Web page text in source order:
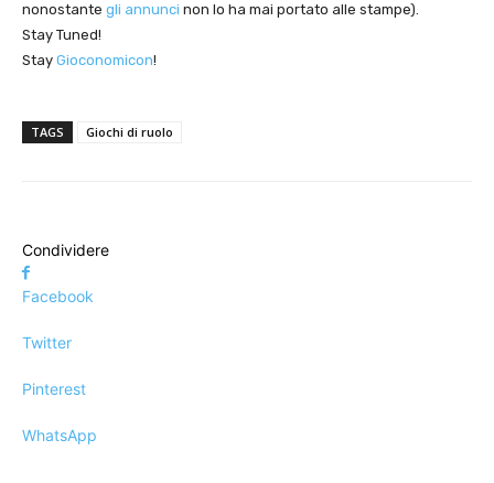
nonostante gli annunci non lo ha mai portato alle stampe).
Stay Tuned!
Stay Gioconomicon!
TAGS Giochi di ruolo
Condividere
Facebook
Twitter
Pinterest
WhatsApp